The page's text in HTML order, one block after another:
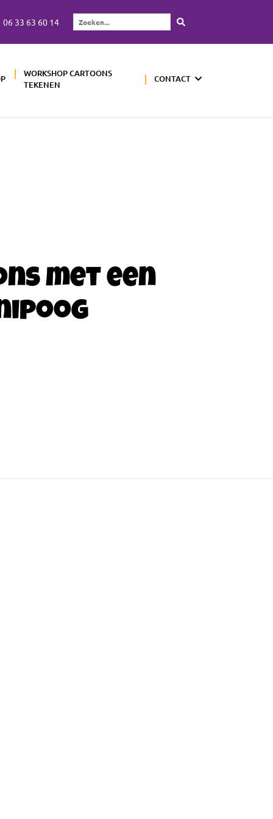
06 33 63 60 14
Zoeken...
WORKSHOP CARTOONS
TEKENEN
CONTACT
met een